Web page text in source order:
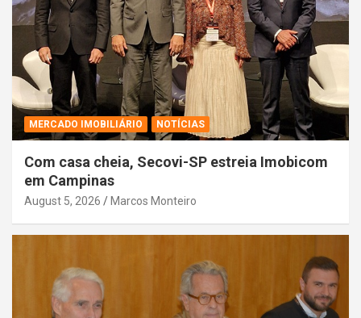
MERCADO IMOBILIÁRIO NOTÍCIAS
Com casa cheia, Secovi-SP estreia Imobicom
em Campinas
August 5, 2026 Marcos Monteiro